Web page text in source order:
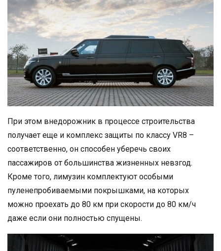
При этом внедорожник в процессе строительства
получает еще и комплекс защиты по классу VR8 –
соответственно, он способен уберечь своих
пассажиров от большинства жизненных невзгод.
Кроме того, лимузин комплектуют особыми
пуленепробиваемыми покрышками, на которых
можно проехать до 80 км при скорости до 80 км/ч
даже если они полностью спущены.